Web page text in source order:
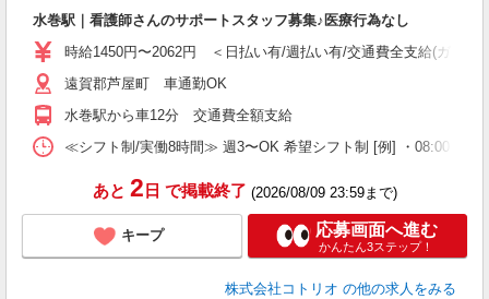
水巻駅｜看護師さんのサポートスタッフ募集♪医療行為なし
時給1450円〜2062円 ＜日払い有/週払い有/交通費全支給(ガソリ
遠賀郡芦屋町 車通勤OK
水巻駅から車12分 交通費全額支給
≪シフト制/実働8時間≫ 週3〜OK 希望シフト制 [例] ・08:00 〜
あと 2 日 で掲載終了 (2026/08/09 23:59まで)
キープ 応募画面へ進む
かんたん3ステップ！
株式会社コトリオ の他の求人をみる